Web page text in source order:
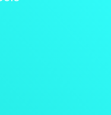
Switch